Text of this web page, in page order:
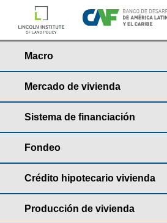
Macro
Mercado de vivienda
Sistema de financiación
Fondeo
Crédito hipotecario vivienda
Producción de vivienda